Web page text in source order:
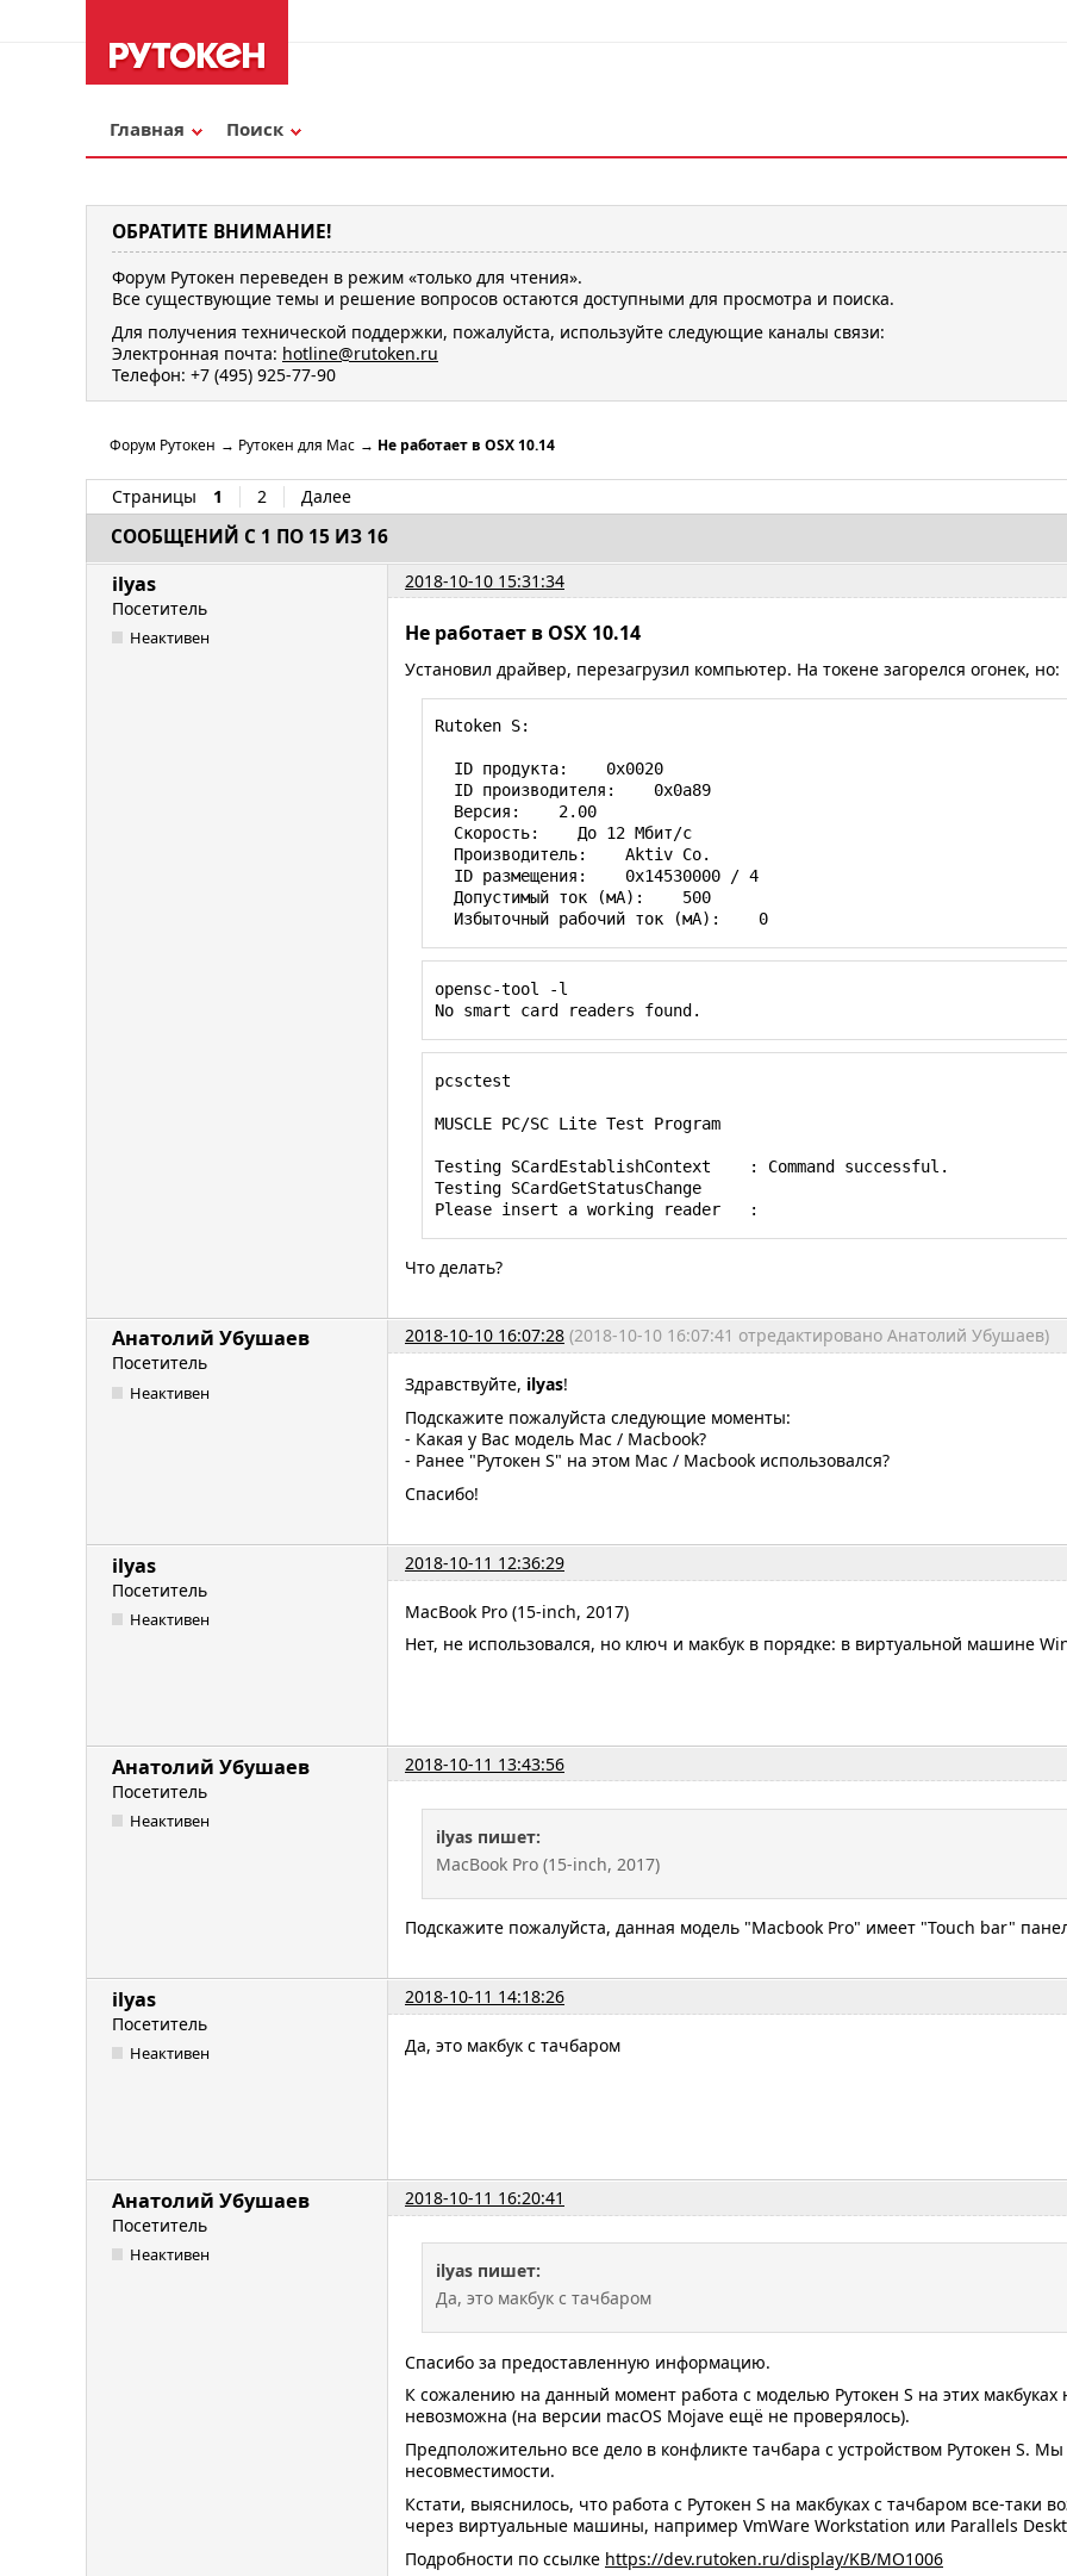
Главная Поиск
ОБРАТИТЕ ВНИМАНИЕ!
Форум Рутокен переведен в режим «только для чтения».
Все существующие темы и решение вопросов остаются доступными для просмотра и поиска.
Для получения технической поддержки, пожалуйста, используйте следующие каналы связи:
Электронная почта: hotline@rutoken.ru
Телефон: +7 (495) 925-77-90
Форум Рутокен → Рутокен для Mac → Не работает в OSX 10.14
Страницы 1 2 Далее
СООБЩЕНИЙ С 1 ПО 15 ИЗ 16
ilyas
2018-10-10 15:31:34
Посетитель
Неактивен Не работает в OSX 10.14
Установил драйвер, перезагрузил компьютер. На токене загорелся огонек, но:
Rutoken S:
  Избыточный рабочий ток (мА):    0
opensc-tool -l
No smart card readers found.
pcsctest
MUSCLE PC/SC Lite Test Program
Testing SCardEstablishContext    : Command successful.
Testing SCardGetStatusChange
Please insert a working reader   :
Что делать?
Анатолий Убушаев 2018-10-10 16:07:28 (2018-10-10 16:07:41 отредактировано Анатолий Убушаев)
Посетитель
Неактивен Здравствуйте, ilyas!
Подскажите пожалуйста следующие моменты:
- Какая у Вас модель Mac / Macbook?
- Ранее "Рутокен S" на этом Mac / Macbook использовался?
Спасибо!
ilyas
2018-10-11 12:36:29
Посетитель
Неактивен
MacBook Pro (15-inch, 2017)
Нет, не использовался, но ключ и макбук в порядке: в виртуальной машине
Анатолий Убушаев
2018-10-11 13:43:56
Посетитель
Неактивен
ilyas пишет:
MacBook Pro (15-inch, 2017)
Подскажите пожалуйста, данная модель "Macbook Pro" имеет "Touch bar"
ilyas
2018-10-11 14:18:26
Посетитель
Неактивен Да, это макбук с тачбаром
Анатолий Убушаев
2018-10-11 16:20:41
Посетитель
Неактивен
ilyas пишет:
Да, это макбук с тачбаром
Спасибо за предоставленную информацию.
К сожалению на данный момент работа с моделью Рутокен S на этих макбуках
невозможна (на версии macOS Mojave ещё не проверялось).
Предположительно все дело в конфликте тачбара с устройством Рутокен S.
несовместимости.
Кстати, выяснилось, что работа с Рутокен S на макбуках с тачбаром все-таки
через виртуальные машины, например VmWare Workstation или Parallels
Подробности по ссылке https://dev.rutoken.ru/display/KB/MO1006